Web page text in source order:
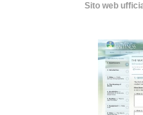
Sito web